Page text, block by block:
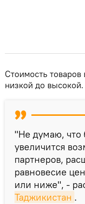
Стоимость
низкой до высокой.
"Не думаю, что
увеличится
партнеров,
равновесие
или ниже", -
Таджикистан .